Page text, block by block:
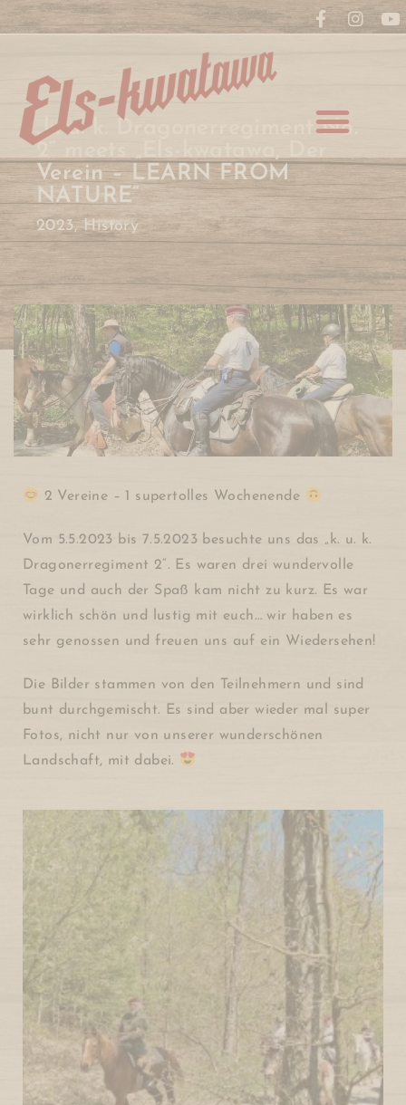
„k. u. k. Dragonerregiment No.
Verein – LEARN FROM
NATURE“
2023,History
2 Vereine – 1 supertolles Wochenende
Vom 5.5.2023 bis 7.5.2023 besuchte uns das „k. u. k.
Dragonerregiment 2“. Es waren drei wundervolle
Tage und auch der Spaß kam nicht zu kurz. Es war
wirklich schön und lustig mit euch… wir haben es
sehr genossen und freuen uns auf ein Wiedersehen!
Die Bilder stammen von den Teilnehmern und sind
bunt durchgemischt. Es sind aber wieder mal super
Fotos, nicht nur von unserer wunderschönen
Landschaft, mit dabei.